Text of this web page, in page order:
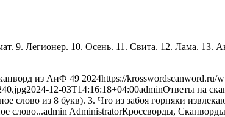
9. Легионер. 10. Осень. 11. Свита. 12. Лама.
из АиФ 49 2024https://krosswordscanword.ru/
2024-12-03T14:16:18+04:00adminОтветы на
слово из 8 букв). 3. Что из забоя горняки
слово...admin AdministratorКроссворды, Сканворды